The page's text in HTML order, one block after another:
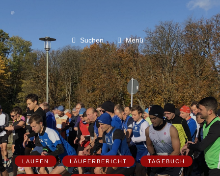
Suchen Menü
LAUFEN LÄUFERBERICHT TAGEBUCH